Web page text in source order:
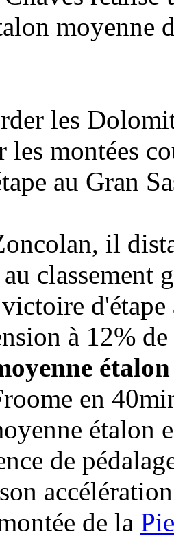
moyenne
les
les montées
au Gran
il
classement
à 12%
en
étalon
de
de la